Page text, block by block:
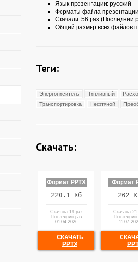
Язык презентации: русский
Форматы файла
Скачали: 56 раз (Последний
Общий размер всех файлов
Теги:
Энергоноситель Топливный
Транспортировка
Нефтяной
Скачать:
Формат PPTX
220.1 Кб
Скачана 19 раз
Последний раз
01.04.2026
СКАЧАТЬ
PPTX
Формат
262
Скачана 21
Последний
PPT